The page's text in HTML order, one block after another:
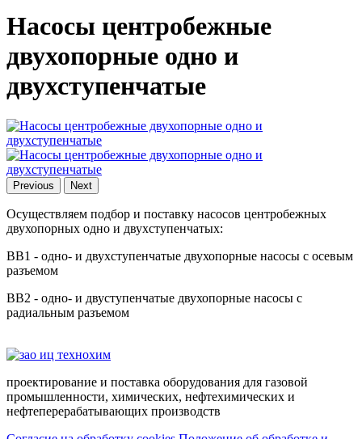
Насосы центробежные
двухопорные одно и
двухступенчатые
Previous Next
Осуществляем подбор и поставку насосов центробежных
двухопорных одно и двухступенчатых:
BB1 - одно- и двухступенчатые двухопорные насосы с осевым
разъемом
BB2 - одно- и двуступенчатые двухопорные насосы с
радиальным разъемом
проектирование и поставка оборудования для газовой
промышленности, химических, нефтехимических и
нефтеперерабатывающих производств